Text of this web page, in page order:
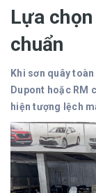
Lựa
chuẩn
Khi sơn quây
Dupont hoặc RM
hiện tượng lệch